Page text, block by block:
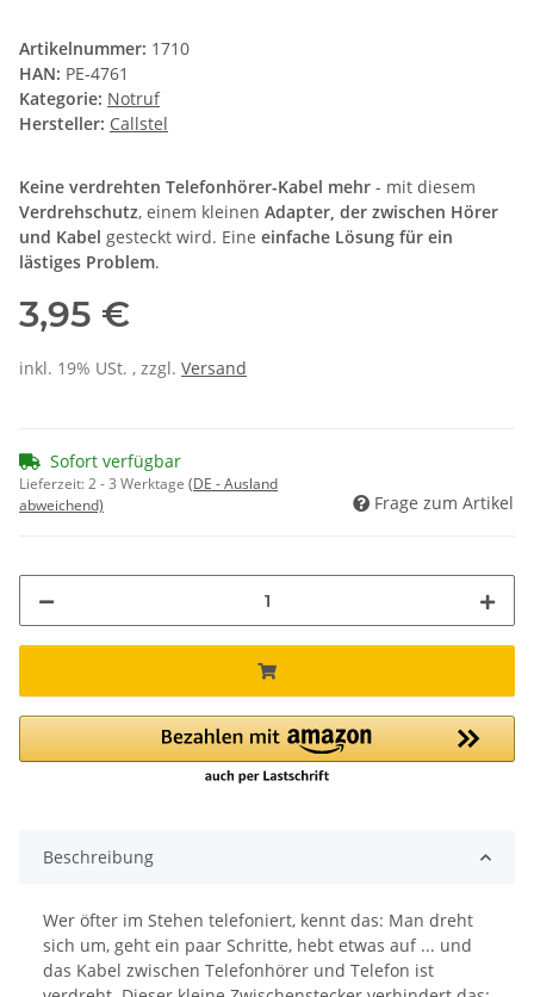
Artikelnummer: 1710
HAN: PE-4761
Kategorie: Notruf
Hersteller: Callstel
Keine verdrehten Telefonhörer-Kabel mehr - mit diesem
Verdrehschutz, einem kleinen Adapter, der zwischen Hörer
und Kabel gesteckt wird. Eine einfache Lösung für ein
lästiges Problem.
3,95 €
inkl. 19% USt. , zzgl. Versand
Sofort verfügbar
Lieferzeit:2 - 3 Werktage (DE - Ausland
abweichend)
Frage zum Artikel
Beschreibung
Wer öfter im Stehen telefoniert, kennt das: Man dreht
sich um, geht ein paar Schritte, hebt etwas auf ... und
das Kabel zwischen Telefonhörer und Telefon ist